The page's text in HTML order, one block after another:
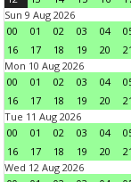
Sun 9 Aug 2026
00
01 02 03 04
16
17 18 19 20 21
Mon 10 Aug 2026
00
01 02 03 04
16
17 18 19 20 21
Tue 11 Aug 2026
00
01 02 03 04
16
17 18 19 20 21
Wed 12 Aug 2026